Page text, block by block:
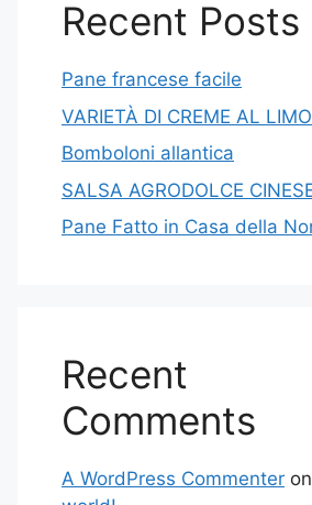
Recent Posts
Pane francese facile
VARIETÀ DI CREME AL
Bomboloni allantica
SALSA AGRODOLCE
Pane Fatto in Casa della
Recent
Comments
A WordPress Commenter on